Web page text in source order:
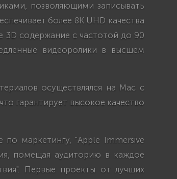
позволяющими записывать
более 8K UHD качества
3D содержание с частотой до 90
видеоролики в высшем
осуществлялся на Mac с
гарантирует высокое качество
маркетингу, "Apple Immersive
помещая аудиторию в каждое
Первые проекты от лучших